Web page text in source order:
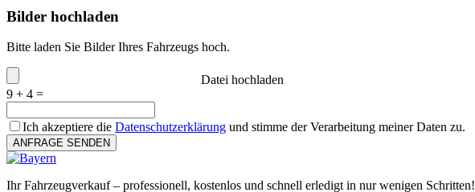
Bilder hochladen
Bitte laden Sie Bilder Ihres Fahrzeugs hoch.
Datei hochladen
9 + 4 =
Ich akzeptiere die Datenschutzerklärung und stimme der Verarbeitung meiner Daten zu.
ANFRAGE SENDEN
Ihr Fahrzeugverkauf – professionell, kostenlos und schnell erledigt in nur wenigen Schritten!